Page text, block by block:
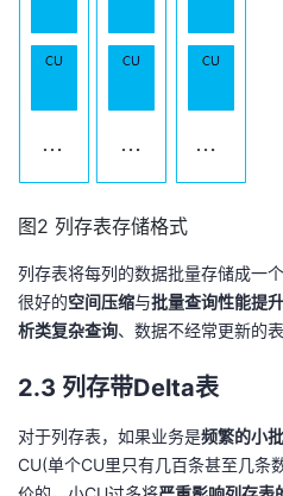
证
实
的
持
建
图2 列存表存储格式
列存表将每列的数据批量存储成一
很好的空间压缩与批量查询性能提升
析类复杂查询、数据不经常更新的
2.3 列存带Delta表
对于列存表，如果业务是频繁的小
CU(单个CU里只有几百条甚至几条